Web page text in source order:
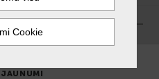
JAUNUMI